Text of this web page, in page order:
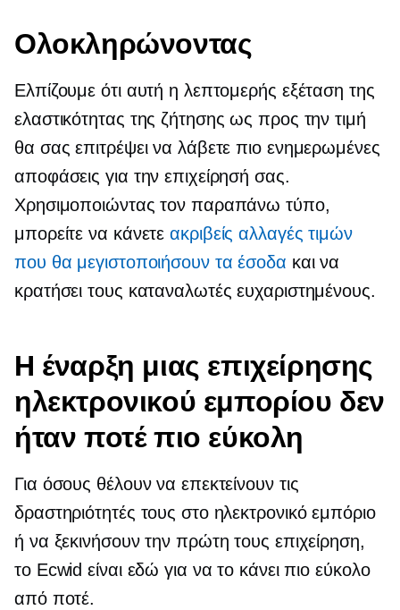
Ολοκληρώνοντας
Ελπίζουμε ότι αυτή η λεπτομερής εξέταση της
ελαστικότητας της ζήτησης ως προς την τιμή
θα σας επιτρέψει να λάβετε πιο ενημερωμένες
αποφάσεις για την επιχείρησή σας.
Χρησιμοποιώντας τον παραπάνω τύπο,
μπορείτε να κάνετεακριβείς αλλαγές τιμών
που θα μεγιστοποιήσουν τα έσοδα και να
κρατήσει τους καταναλωτές ευχαριστημένους.
Η έναρξη μιας επιχείρησης
ηλεκτρονικού εμπορίου δεν
ήταν ποτέ πιο εύκολη
Για όσους θέλουν να επεκτείνουν τις
δραστηριότητές τους στο ηλεκτρονικό εμπόριο
ή να ξεκινήσουν την πρώτη τους επιχείρηση,
το Ecwid είναι εδώ για να το κάνει πιο εύκολο
από ποτέ.